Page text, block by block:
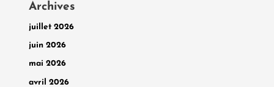
Archives
juillet 2026
juin 2026
mai 2026
avril 2026